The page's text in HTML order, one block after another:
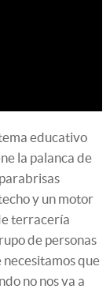
educativo
la palanca de
y un motor
terracería
de personas
que
no nos va a